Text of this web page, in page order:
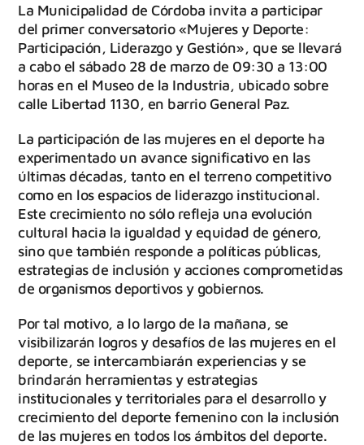
La Municipalidad de Córdoba invita a participar
del primer conversatorio «Mujeres y Deporte:
Participación, Liderazgo y Gestión», que se llevará
a cabo el sábado 28 de marzo de 09:30 a 13:00
horas en el Museo de la Industria, ubicado sobre
calle Libertad 1130, en barrio General Paz.
La participación de las mujeres en el deporte ha
experimentado un avance significativo en las
últimas décadas, tanto en el terreno competitivo
como en los espacios de liderazgo institucional.
Este crecimiento no sólo refleja una evolución
cultural hacia la igualdad y equidad de género,
sino que también responde a políticas públicas,
estrategias de inclusión y acciones comprometidas
de organismos deportivos y gobiernos.
Por tal motivo, a lo largo de la mañana, se
visibilizarán logros y desafíos de las mujeres en el
deporte, se intercambiarán experiencias y se
brindarán herramientas y estrategias
institucionales y territoriales para el desarrollo y
crecimiento del deporte femenino con la inclusión
de las mujeres en todos los ámbitos del deporte.